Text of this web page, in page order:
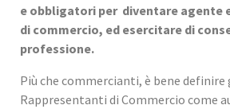
e obbligatori per diventare agente
di commercio, ed esercitare di
professione.
Più che commercianti, è bene definire
Rappresentanti di Commercio come